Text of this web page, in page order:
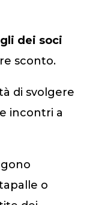
dei soci
sconto.
di svolgere
incontri a
o